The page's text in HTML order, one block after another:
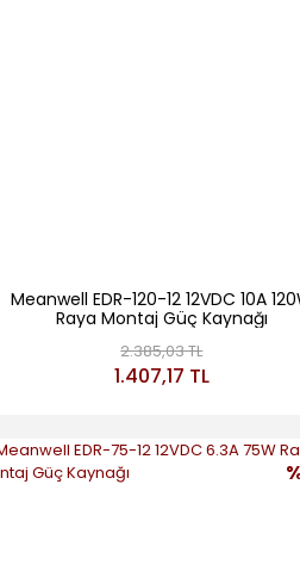
Meanwell EDR-120-12 12VDC 10A
Raya Montaj Güç Kaynağı
2.385,03 TL
1.407,17 TL